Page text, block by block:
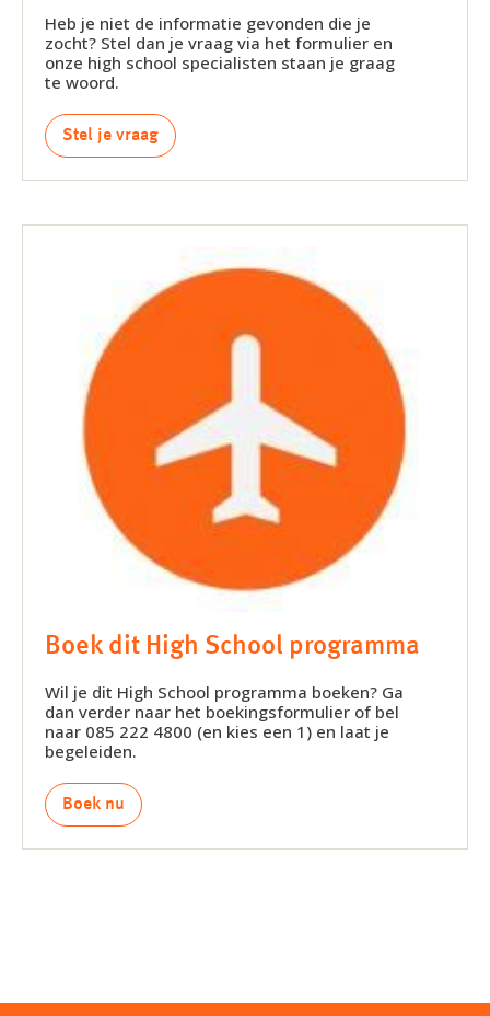
Heb je niet de informatie gevonden die je
zocht? Stel dan je vraag via het formulier en
onze high school specialisten staan je graag
te woord.
Stel je vraag
Boek dit High School programma
Wil je dit High School programma boeken? Ga
dan verder naar het boekingsformulier of bel
naar 085 222 4800 (en kies een 1) en laat je
begeleiden.
Boek nu